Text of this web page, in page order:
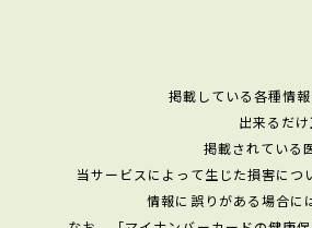
掲載している各種情
出来るだ
掲載されている
当サービスによって生じた損害につ
情報に誤りがある場合に